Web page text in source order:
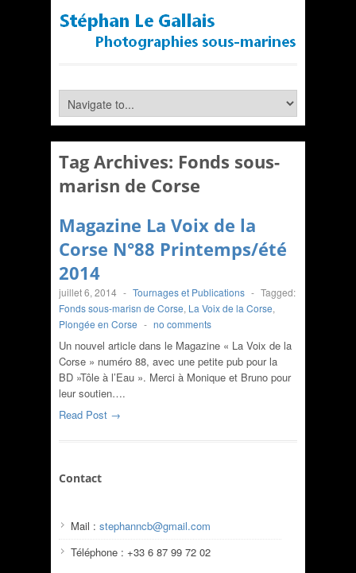
Tag Archives: Fonds sous-
marisn de Corse
Magazine La Voix de la
Corse N°88 Printemps/été
2014
juillet 6, 2014 - Tournages et Publications - Tagged:
Fonds sous-marisn de Corse, La Voix de la Corse,
Plongée en Corse - no comments
Un nouvel article dans le Magazine « La Voix de la
Corse » numéro 88, avec une petite pub pour la
BD »Tôle à l’Eau ». Merci à Monique et Bruno pour
leur soutien….
Read Post →
Contact
Mail : stephanncb@gmail.com
Téléphone : +33 6 87 99 72 02